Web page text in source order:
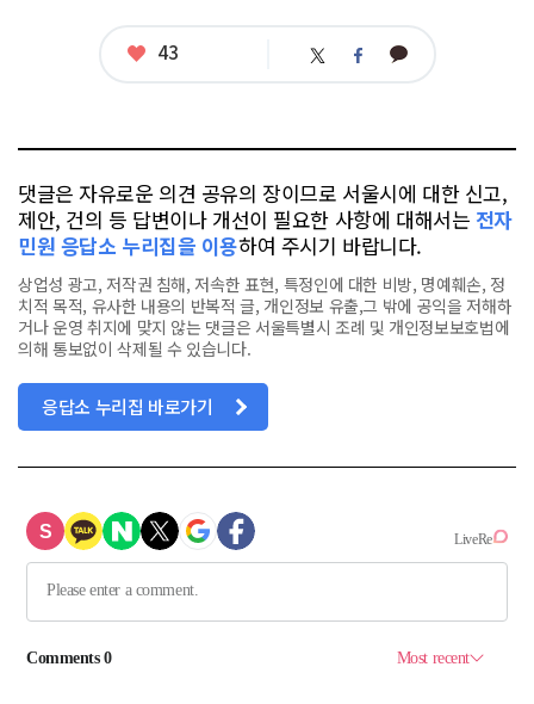
좋
43 트 페 카
댓글은 자유로운 의견 공유의 장이므로 서울시에 대한 신고,
제안, 건의 등 답변이나 개선이 필요한 사항에 대해서는 전자
민원 응답소 누리집을 이용하여 주시기 바랍니다.
상업성 광고, 저작권 침해, 저속한 표현, 특정인에 대한 비방, 명예훼손, 정
치적 목적, 유사한 내용의 반복적 글, 개인정보 유출,그 밖에 공익을 저해하
거나 운영 취지에 맞지 않는 댓글은 서울특별시 조례 및 개인정보보호법에
의해 통보없이 삭제될 수 있습니다.
응답소 누리집 바로가기